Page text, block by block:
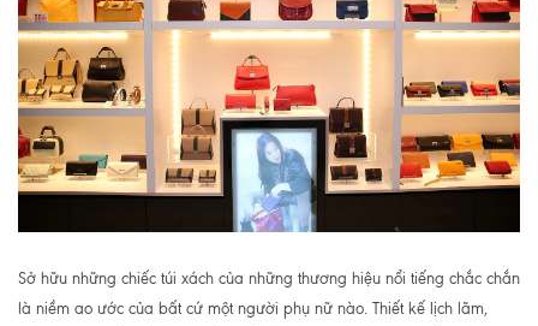
Sở hữu những chiếc túi xách của những thương hiệu nổi tiếng chắc chắn
là niềm ao ước của bất cứ một người phụ nữ nào. Thiết kế lịch lãm,